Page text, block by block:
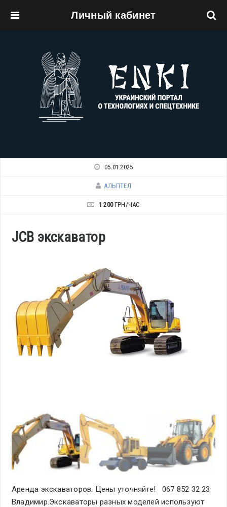
Личный кабинет
05.01.2025
АЛЬПТЕЛ
1 200 ГРН/ЧАС
JCB экскаватор
Аренда экскаваторов. Цены уточняйте! 067 852 32 23
Владимир.Экскаваторы разных моделей используют